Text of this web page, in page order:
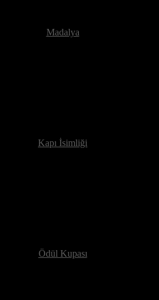
Madalya
Kapı İsimliği
Ödül Kupası